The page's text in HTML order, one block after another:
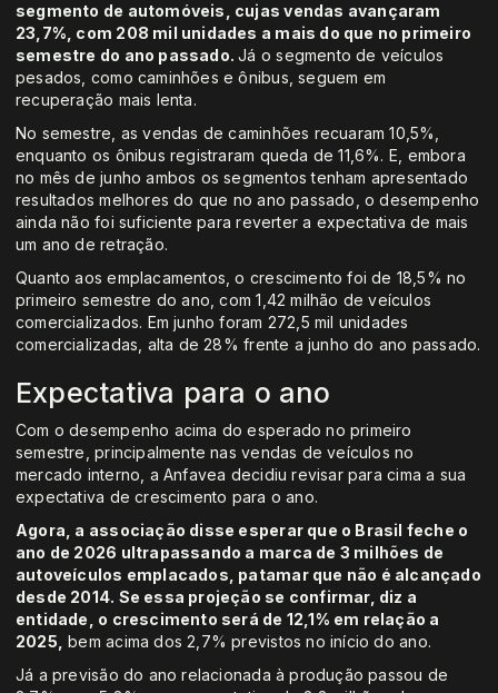
segmento de automóveis, cujas vendas avançaram
23,7%, com 208 mil unidades a mais do que no primeiro
semestre do ano passado.Já o segmento de veículos
pesados, como caminhões e ônibus, seguem em
recuperação mais lenta.
No semestre, as vendas de caminhões recuaram 10,5%,
enquanto os ônibus registraram queda de 11,6%. E, embora
no mês de junho ambos os segmentos tenham apresentado
resultados melhores do que no ano passado, o desempenho
ainda não foi suficiente para reverter a expectativa de mais
um ano de retração.
Quanto aos emplacamentos, o crescimento foi de 18,5% no
primeiro semestre do ano, com 1,42 milhão de veículos
comercializados. Em junho foram 272,5 mil unidades
comercializadas, alta de 28% frente a junho do ano passado.
Expectativa para o ano
Com o desempenho acima do esperado no primeiro
semestre, principalmente nas vendas de veículos no
mercado interno, a Anfavea decidiu revisar para cima a sua
expectativa de crescimento para o ano.
Agora, a associação disse esperar que o Brasil feche o
ano de 2026 ultrapassando a marca de 3 milhões de
autoveículos emplacados, patamar que não é alcançado
desde 2014. Se essa projeção se confirmar, diz a
entidade, o crescimento será de 12,1% em relação a
2025, bem acima dos 2,7% previstos no início do ano.
Já a previsão do ano relacionada à produção passou de